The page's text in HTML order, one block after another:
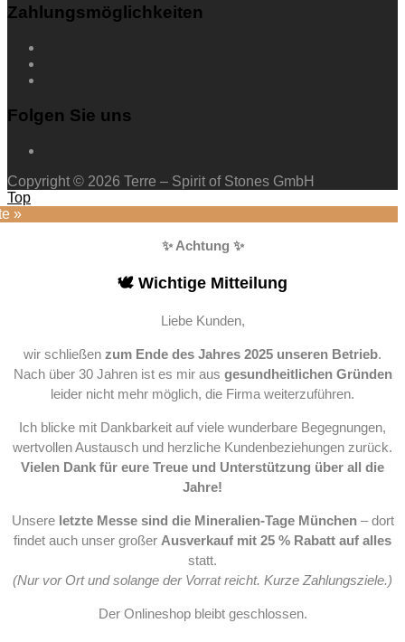
Zahlungsmöglichkeiten
Folgen Sie uns
Copyright © 2026 Terre – Spirit of Stones GmbH
Top
»
✨ Achtung ✨
🕊️ Wichtige Mitteilung
Liebe Kunden,
wir schließen zum Ende des Jahres 2025 unseren Betrieb.
Nach über 30 Jahren ist es mir aus gesundheitlichen Gründen
leider nicht mehr möglich, die Firma weiterzuführen.
Ich blicke mit Dankbarkeit auf viele wunderbare Begegnungen,
wertvollen Austausch und herzliche Kundenbeziehungen zurück.
Vielen Dank für eure Treue und Unterstützung über all die
Jahre!
Unsere letzte Messe sind die Mineralien-Tage München– dort
findet auch unser großer Ausverkauf mit 25 % Rabatt auf alles
statt.
(Nur vor Ort und solange der Vorrat reicht. Kurze Zahlungsziele.)
Der Onlineshop bleibt geschlossen.